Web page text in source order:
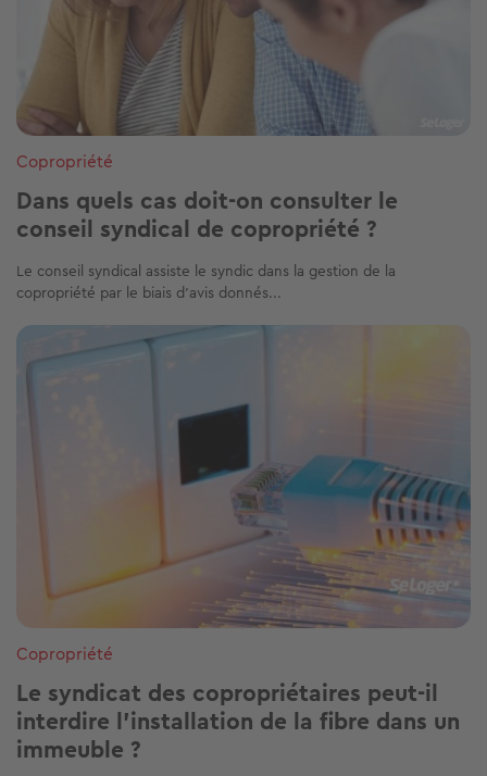
Copropriété
Dans quels cas doit-on consulter le
conseil syndical de copropriété ?
Le conseil syndical assiste le syndic dans la gestion de la
copropriété par le biais d’avis donnés...
Image
Copropriété
Le syndicat des copropriétaires peut-il
interdire l'installation de la fibre dans un
immeuble ?